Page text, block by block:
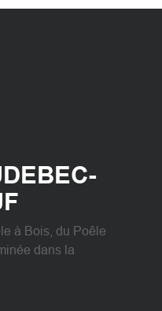
à Bois, du Poêle
dans la